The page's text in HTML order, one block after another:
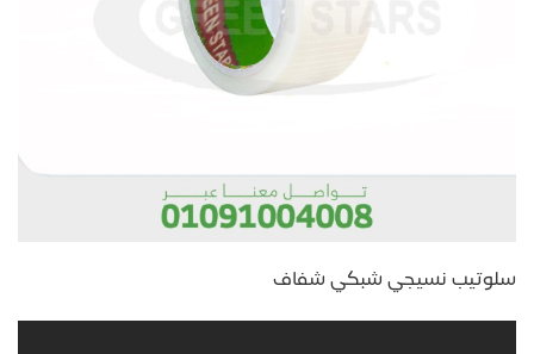
سلوتيب نسيجي شبكي شفاف